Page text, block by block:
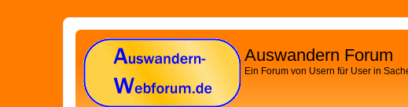
Auswandern Forum
Ein Forum von Usern für User in